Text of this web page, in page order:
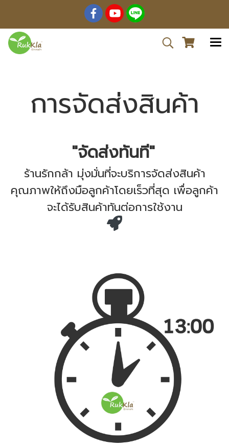
การจัดส่งสินค้า
"จัดส่งทันที"
ร้านรักกล้า มุ่งมั่นที่จะบริการจัดส่งสินค้า
คุณภาพให้ถึงมือลูกค้าโดยเร็วที่สุด เพื่อลูกค้า
จะได้รับสินค้าทันต่อการใช้งาน